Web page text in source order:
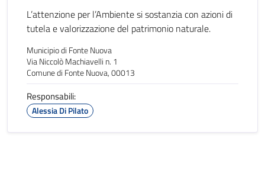
L’attenzione per l’Ambiente si sostanzia con azioni di
tutela e valorizzazione del patrimonio naturale.
Municipio di Fonte Nuova
Via Niccolò Machiavelli n. 1
Comune di Fonte Nuova, 00013
Responsabili:
Alessia Di Pilato